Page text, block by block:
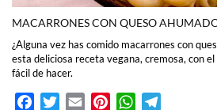
MACARRONES CON QUESO
¿Alguna vez has comido macarrones con
esta deliciosa receta vegana, cremosa, con
fácil de hacer.
FacebookTwitterEmail PinterestWhatsApp